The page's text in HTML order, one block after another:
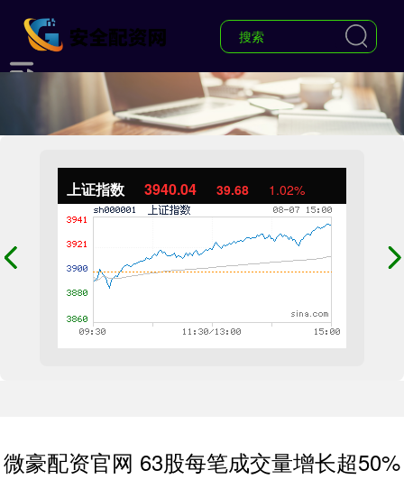
上证指数 3940.04 39.68 1.02%
微豪配资官网 63股每笔成交量增长超50%